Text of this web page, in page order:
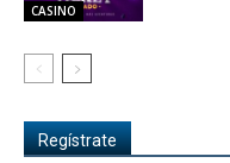
CASINO
Regístrate